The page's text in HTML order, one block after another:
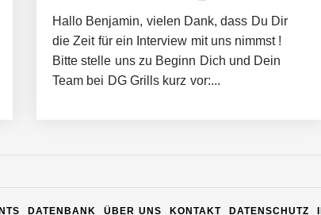
Hallo Benjamin, vielen Dank, dass Du Dir
die Zeit für ein Interview mit uns nimmst !
Bitte stelle uns zu Beginn Dich und Dein
Team bei DG Grills kurz vor:...
DATENBANK ÜBER UNS KONTAKT DATENSCHUTZ